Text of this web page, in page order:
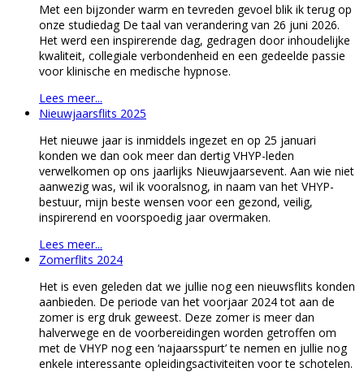
Met een bijzonder warm en tevreden gevoel blik ik terug op
onze studiedag De taal van verandering van 26 juni 2026.
Het werd een inspirerende dag, gedragen door inhoudelijke
kwaliteit, collegiale verbondenheid en een gedeelde passie
voor klinische en medische hypnose.
Lees meer...
Nieuwjaarsflits 2025
Het nieuwe jaar is inmiddels ingezet en op 25 januari
konden we dan ook meer dan dertig VHYP-leden
verwelkomen op ons jaarlijks Nieuwjaarsevent. Aan wie niet
aanwezig was, wil ik vooralsnog, in naam van het VHYP-
bestuur, mijn beste wensen voor een gezond, veilig,
inspirerend en voorspoedig jaar overmaken.
Lees meer...
Zomerflits 2024
Het is even geleden dat we jullie nog een nieuwsflits konden
aanbieden. De periode van het voorjaar 2024 tot aan de
zomer is erg druk geweest. Deze zomer is meer dan
halverwege en de voorbereidingen worden getroffen om
met de VHYP nog een ‘najaarsspurt’ te nemen en jullie nog
enkele interessante opleidingsactiviteiten voor te schotelen.